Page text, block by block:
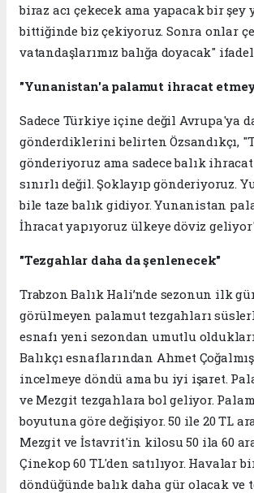
biraz acı çekecek ama yapacak bir şey
bittiğinde biz çekiyoruz. Sonra onlar
vatandaşlarımız balığa doyacak"
"Yunanistan'a palamut ihracat
Sadece Türkiye içine değil Avrupa'ya
gönderdiklerini belirten Özsandıkçı,
gönderiyoruz ama sadece balık
sınırlı değil. Şoklayıp gönderiyoruz.
bile taze balık gidiyor. Yunanistan
İhracat yapıyoruz ülkeye döviz
"Tezgahlar daha da şenlenecek"
Trabzon Balık Hali’nde sezonun ilk
görülmeyen palamut tezgahları
esnafı yeni sezondan umutlu
Balıkçı esnaflarından Ahmet
incelmeye döndü ama bu iyi işaret.
ve Mezgit tezgahlara bol geliyor.
boyutuna göre değişiyor. 50 ile 20 TL
Mezgit ve İstavrit'in kilosu 50 ila 60
Çinekop 60 TL'den satılıyor. Havalar
döndüğünde balık daha gür olacak ve